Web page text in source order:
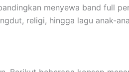
menyewa band full
religi, hingga lagu anak-